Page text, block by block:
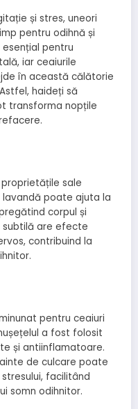
și stres, uneori
pentru odihnă și
pentru
iar ceaiurile
în această călătorie
haideți să
transforma nopțile
sale
lavandă poate ajuta la
corpul și
subtilă are efecte
contribuind la
pentru ceaiuri
a fost folosit
și antiinflamatoare.
de culcare poate
facilitând
somn odihnitor.